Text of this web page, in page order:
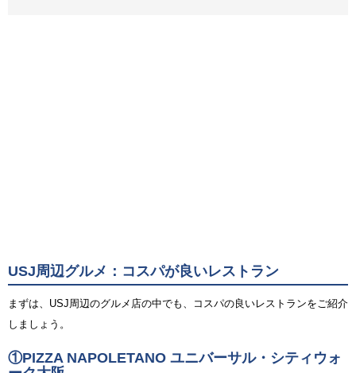
USJ周辺グルメ：コスパが良いレストラン
まずは、USJ周辺のグルメ店の中でも、コスパの良いレストランをご紹介
しましょう。
①PIZZA NAPOLETANO ユニバーサル・シティウォ